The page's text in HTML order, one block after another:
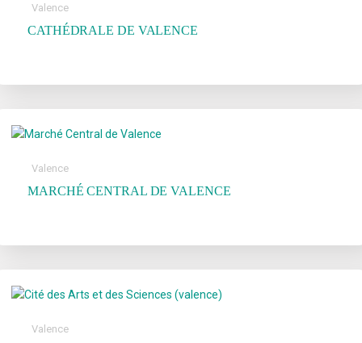
Valence
CATHÉDRALE DE VALENCE
Valence
MARCHÉ CENTRAL DE VALENCE
Valence